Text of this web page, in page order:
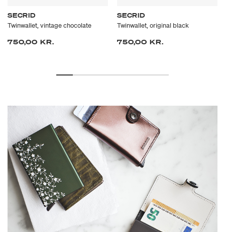
SECRID
Twinwallet, vintage chocolate
750,00 KR.
SECRID
Twinwallet, original black
750,00 KR.